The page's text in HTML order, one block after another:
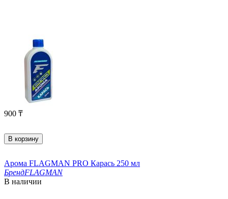
900 ₸
В корзину
Арома FLAGMAN PRO Карась 250 мл
БрендFLAGMAN
В наличии